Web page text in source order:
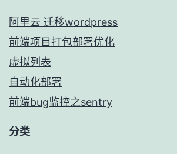
阿里云 迁移wordpress
前端项目打包部署优化
虚拟列表
自动化部署
前端bug监控之sentry
分类